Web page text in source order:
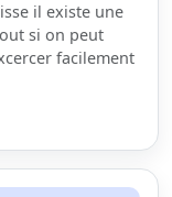
il existe une
si on peut
facilement